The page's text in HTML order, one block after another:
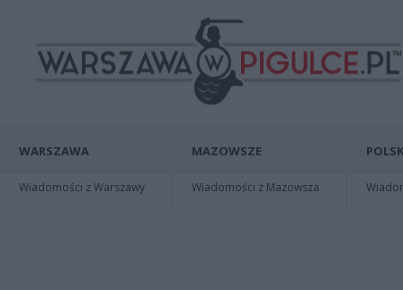
WARSZAWA
Wiadomości z Warszawy
MAZOWSZE
Wiadomości z Mazowsza